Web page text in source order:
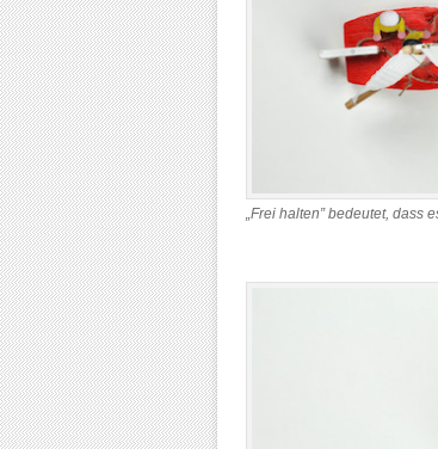
„Frei halten” bedeutet, dass